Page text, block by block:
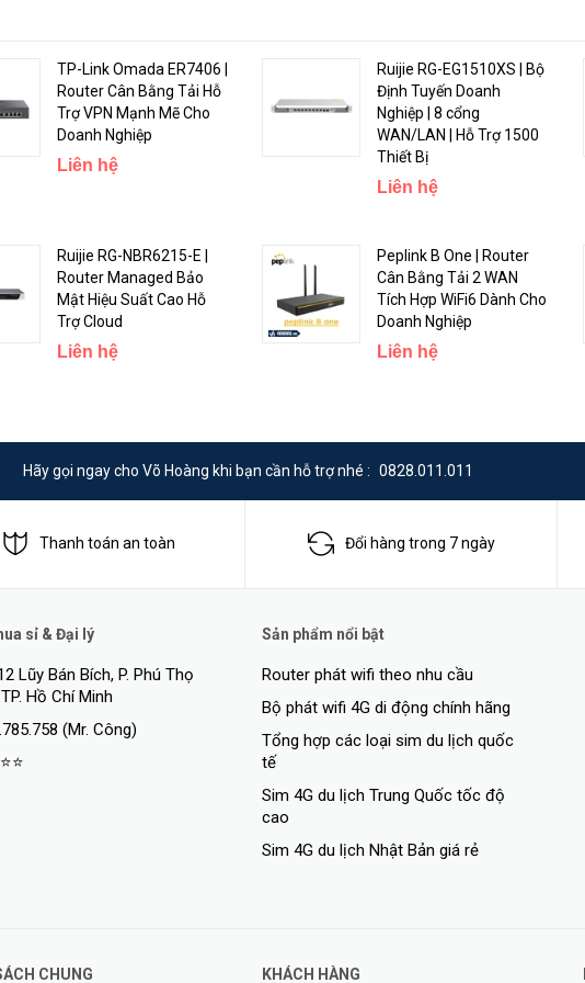
mô hình kinh doanh vừa và lớn như: Nhà hàng, Khách sạn cao cấp, Trường
tải tối đa lên đến 600user, hỗ trợ Multi Wan cho phép nhận nhiều nguồn
tối đa 20W (24V, 0.83A) trên mỗi port. (Passive PoE Max. Wattage Per Port
linh hoạt
TP-Link Omada ER7406 |
Router Cân Bằng Tải Hỗ
Trợ VPN Mạnh Mẽ Cho
Doanh Nghiệp
Liên hệ
Ruijie RG-EG1510XS | Bộ
Định Tuyến Doanh
Nghiệp | 8 cổng
WAN/LAN | Hỗ Trợ 1500
Thiết Bị
Liên hệ
Ruijie RG-NBR6215-E |
Router Managed Bảo
Mật Hiệu Suất Cao Hỗ
Trợ Cloud
Liên hệ
Peplink B One | Router
Cân Bằng Tải 2 WAN
Tích Hợp WiFi6 Dành Cho
Doanh Nghiệp
Liên hệ
Hãy gọi ngay cho Võ Hoàng khi bạn cần hỗ trợ nhé : 0828.011.011
Thanh toán an toàn Đổi hàng trong 7 ngày
sỉ & Đại lý
Lũy Bán Bích, P. Phú Thọ
Hồ Chí Minh
(Mr. Công)
Sản phẩm nổi bật
Router phát wifi theo nhu cầu
Bộ phát wifi 4G di động chính hãng
Tổng hợp các loại sim du lịch quốc
tế
Sim 4G du lịch Trung Quốc tốc độ
cao
Sim 4G du lịch Nhật Bản giá rẻ
CHUNG KHÁCH HÀNG